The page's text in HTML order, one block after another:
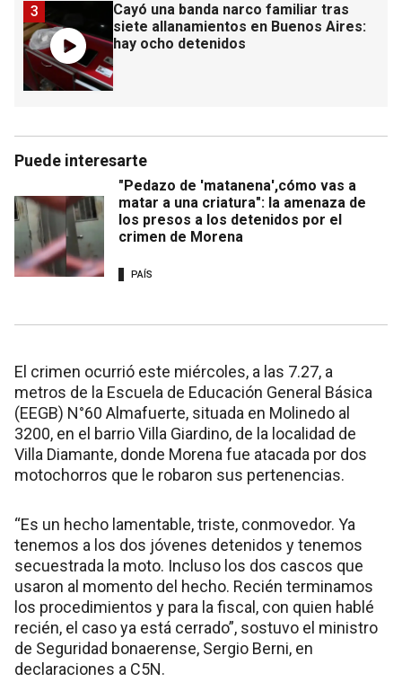
Cayó una banda narco familiar tras
siete allanamientos en Buenos Aires:
hay ocho detenidos
3
Puede interesarte
"Pedazo de 'matanena',cómo vas a
matar a una criatura": la amenaza de
los presos a los detenidos por el
crimen de Morena
PAÍS
El crimen ocurrió este miércoles, a las 7.27, a
metros de la Escuela de Educación General Básica
(EEGB) N°60 Almafuerte, situada en Molinedo al
3200, en el barrio Villa Giardino, de la localidad de
Villa Diamante, donde Morena fue atacada por dos
motochorros que le robaron sus pertenencias.
“Es un hecho lamentable, triste, conmovedor. Ya
tenemos a los dos jóvenes detenidos y tenemos
secuestrada la moto. Incluso los dos cascos que
usaron al momento del hecho. Recién terminamos
los procedimientos y para la fiscal, con quien hablé
recién, el caso ya está cerrado”, sostuvo el ministro
de Seguridad bonaerense, Sergio Berni, en
declaraciones a C5N.